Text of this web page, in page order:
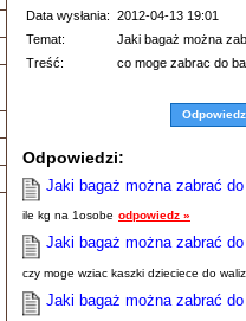
Data wysłania: 2012-04-13 19:01
Temat:
Jaki bagaż można
Treść:
co moge zabrac do
Odpowiedz
Odpowiedzi:
Jaki bagaż można zabrać
ile kg na 1osobe odpowiedz »
Jaki bagaż można zabrać
czy moge wziac kaszki dzieciece do
Jaki bagaż można zabrać